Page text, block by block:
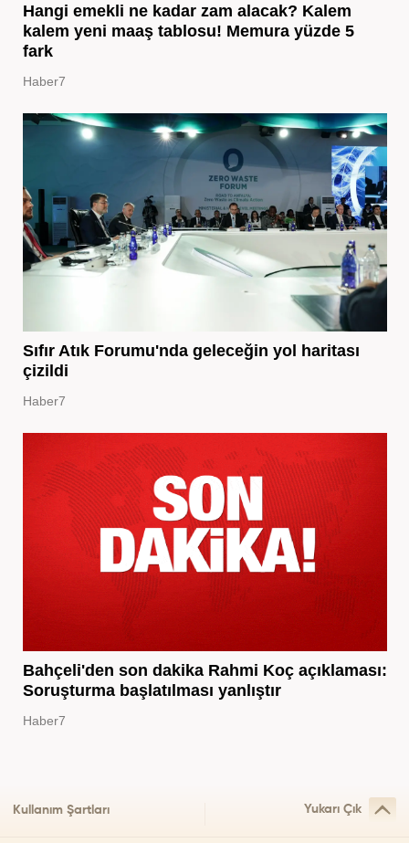
Hangi emekli ne kadar zam alacak? Kalem
kalem yeni maaş tablosu! Memura yüzde 5
fark
Haber7
Sıfır Atık Forumu'nda geleceğin yol haritası
çizildi
Haber7
Bahçeli'den son dakika Rahmi Koç açıklaması:
Soruşturma başlatılması yanlıştır
Haber7
Kullanım Şartları Yukarı Çık